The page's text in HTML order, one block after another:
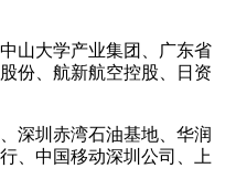
山大学产业集团、广东省
份、航新航空控股、日资
深圳赤湾石油基地、华润
、中国移动深圳公司、上